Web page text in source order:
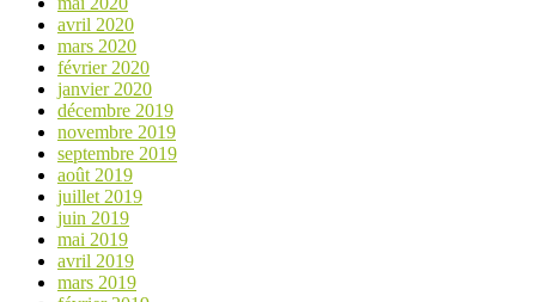
avril 2020
mars 2020
février 2020
janvier 2020
décembre 2019
novembre 2019
septembre 2019
août 2019
juillet 2019
juin 2019
mai 2019
avril 2019
mars 2019